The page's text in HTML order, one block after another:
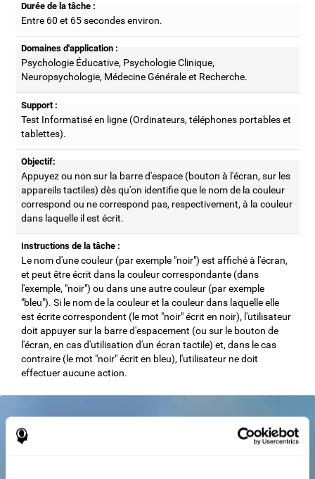
Durée de la tâche :
Entre 60 et 65 secondes environ.
Domaines d'application :
Psychologie Éducative, Psychologie Clinique,
Neuropsychologie, Médecine Générale et Recherche.
Support :
Test Informatisé en ligne (Ordinateurs, téléphones portables et
tablettes).
Objectif:
Appuyez ou non sur la barre d'espace (bouton à l'écran, sur les
appareils tactiles) dès qu'on identifie que le nom de la couleur
correspond ou ne correspond pas, respectivement, à la couleur
dans laquelle il est écrit.
Instructions de la tâche :
Le nom d'une couleur (par exemple "noir") est affiché à l'écran,
et peut être écrit dans la couleur correspondante (dans
l'exemple, "noir") ou dans une autre couleur (par exemple
"bleu"). Si le nom de la couleur et la couleur dans laquelle elle
est écrite correspondent (le mot "noir" écrit en noir), l'utilisateur
doit appuyer sur la barre d'espacement (ou sur le bouton de
l'écran, en cas d'utilisation d'un écran tactile) et, dans le cas
contraire (le mot "noir" écrit en bleu), l'utilisateur ne doit
effectuer aucune action.